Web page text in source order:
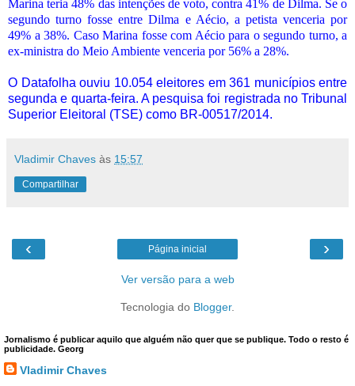
Marina teria 48% das intenções de voto, contra 41% de Dilma. Se o
segundo turno fosse entre Dilma e Aécio, a petista venceria por
49% a 38%. Caso Marina fosse com Aécio para o segundo turno, a
ex-ministra do Meio Ambiente venceria por 56% a 28%.
O Datafolha ouviu 10.054 eleitores em 361 municípios entre
segunda e quarta-feira. A pesquisa foi registrada no Tribunal
Superior Eleitoral (TSE) como BR-00517/2014.
Vladimir Chaves às 15:57
Compartilhar
‹ ›
Página inicial
Ver versão para a web
Tecnologia do Blogger.
Jornalismo é publicar aquilo que alguém não quer que se publique. Todo o resto é
publicidade. Georg
Vladimir Chaves